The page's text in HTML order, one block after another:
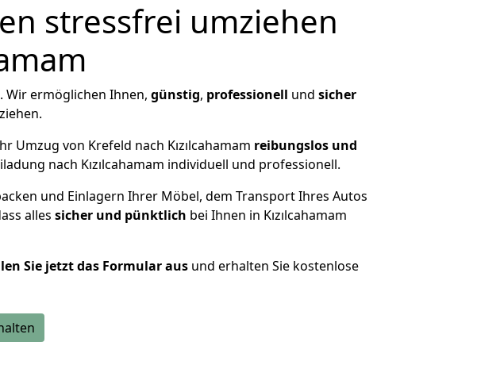
stressfrei umziehen
Wir ermöglichen Ihnen, günstig, professionell und sicher
Umzug von Krefeld nach Kızılcahamam reibungslos und
nach Kızılcahamam individuell und professionell.
und Einlagern Ihrer Möbel, dem Transport Ihres Autos
alles sicher und pünktlich bei Ihnen in Kızılcahamam
Sie jetzt das Formular ausund erhalten Sie kostenlose